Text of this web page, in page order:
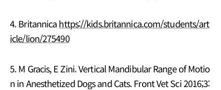
4. Britannicahttps://kids.britannica.com/students/art
icle/lion/275490
5. M Gracis, E Zini. Vertical Mandibular Range of Motio
n in Anesthetized Dogs and Cats. Front Vet Sci 2016;3: